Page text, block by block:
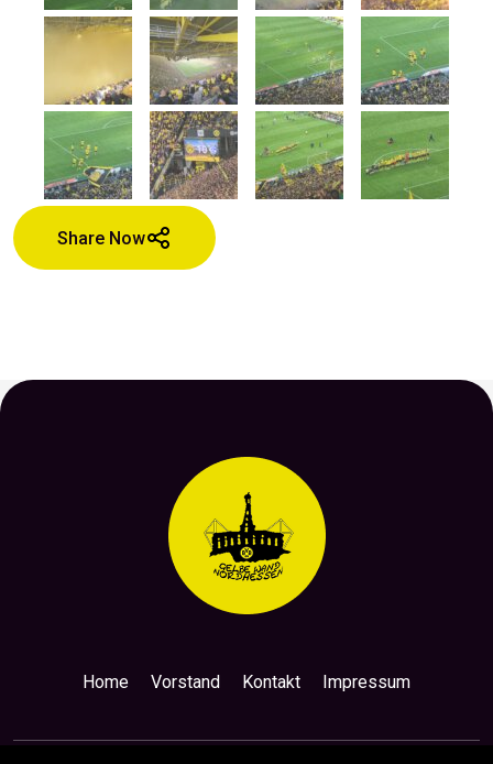
Share Now
Home Vorstand Kontakt Impressum